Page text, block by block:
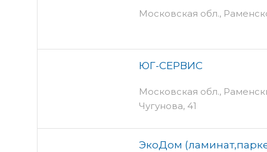
Московская обл.,
ЮГ-СЕРВИС
Московская обл.,
Чугунова, 41
ЭкоДом